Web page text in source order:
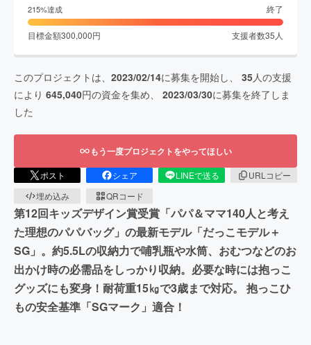
215%達成 終了
目標金額300,000円 支援者数35 人
このプロジェクトは、 2023/02/14に募集を開始し、 35人の支援
により 645,040円の資金を集め、 2023/03/30に募集を終了しま
した
もう一度プロジェクトをやってほしい
ポスト シェア LINEで送る
URLコピー
埋め込み
QRコード
第12回キッズデザイン賞受賞「パパ＆ママ140人と考え
た理想のパパバッグ」の最新モデル「だっこモデル＋
SG」。約5.5Lの収納力で哺乳瓶や水筒、おむつなどのお
出かけ時の必需品をしっかり収納。必要な時には抱っこ
グッズにも変身！耐荷重15㎏で3歳まで対応。 抱っこひ
もの安全基準「SGマーク」適合！